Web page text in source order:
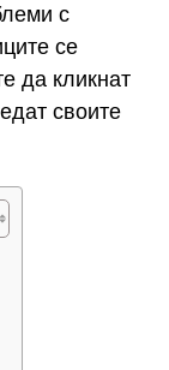
с
се
да кликнат
своите